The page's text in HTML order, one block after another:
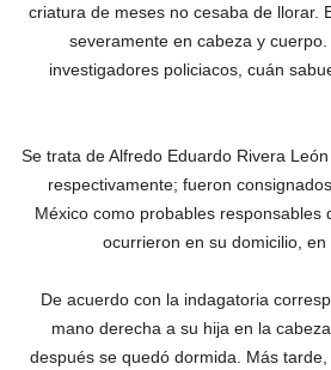
criatura de meses no cesaba de llorar.
severamente en cabeza y
investigadores policiacos, cuán
Se trata de Alfredo Eduardo Rivera
respectivamente; fueron
México como probables
ocurrieron en su domicilio,
De acuerdo con la indagatoria
mano derecha a su hija en la
después se quedó dormida. Más